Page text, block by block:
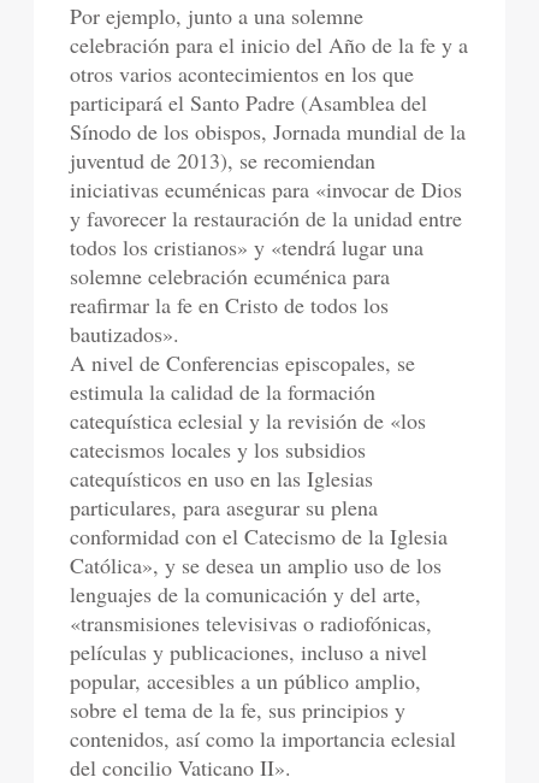
Por ejemplo, junto a una solemne
celebración para el inicio del Año de la fe y a
otros varios acontecimientos en los que
participará el Santo Padre (Asamblea del
Sínodo de los obispos, Jornada mundial de la
juventud de 2013), se recomiendan
iniciativas ecuménicas para «invocar de Dios
y favorecer la restauración de la unidad entre
todos los cristianos» y «tendrá lugar una
solemne celebración ecuménica para
reafirmar la fe en Cristo de todos los
bautizados».
A nivel de Conferencias episcopales, se
estimula la calidad de la formación
catequística eclesial y la revisión de «los
catecismos locales y los subsidios
catequísticos en uso en las Iglesias
particulares, para asegurar su plena
conformidad con el Catecismo de la Iglesia
Católica», y se desea un amplio uso de los
lenguajes de la comunicación y del arte,
«transmisiones televisivas o radiofónicas,
películas y publicaciones, incluso a nivel
popular, accesibles a un público amplio,
sobre el tema de la fe, sus principios y
contenidos, así como la importancia eclesial
del concilio Vaticano II».